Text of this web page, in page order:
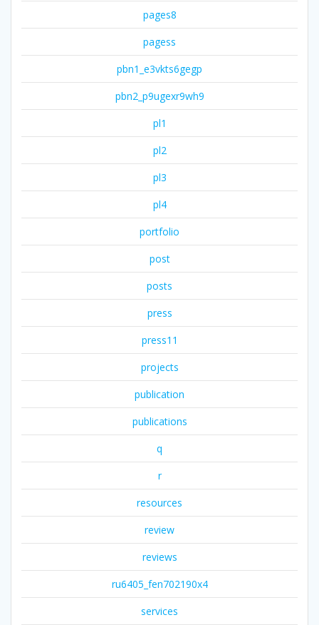
pages8
pagess
pbn1_e3vkts6gegp
pbn2_p9ugexr9wh9
pl1
pl2
pl3
pl4
portfolio
post
posts
press
press11
projects
publication
publications
q
r
resources
review
reviews
ru6405_fen702190x4
services